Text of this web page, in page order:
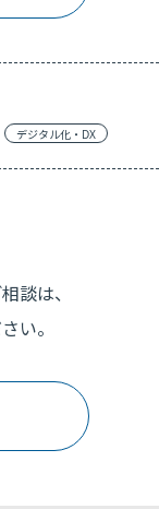
デジタル化・DX
談は、
い。